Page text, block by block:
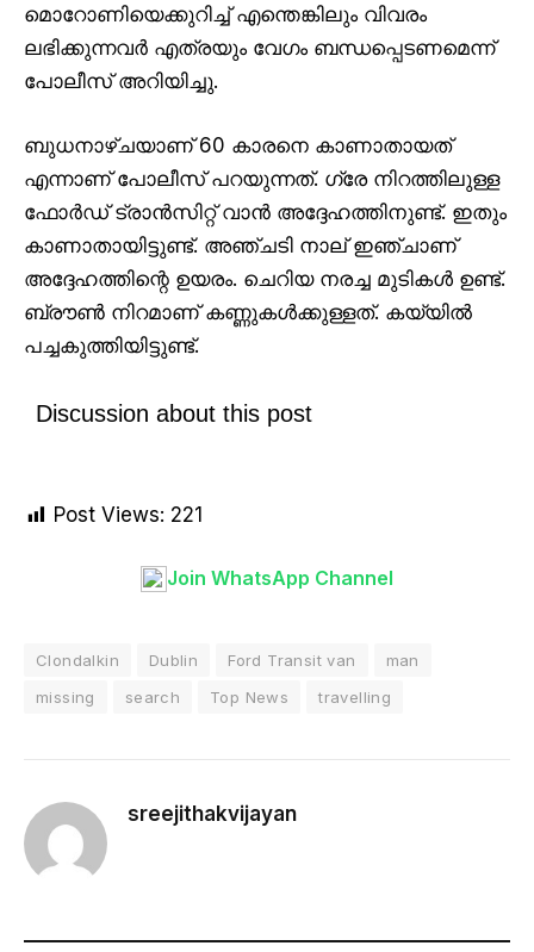
മൊറോണിയെക്കുറിച്ച് എന്തെങ്കിലും വിവരം
ലഭിക്കുന്നവർ എത്രയും വേഗം ബന്ധപ്പെടണമെന്ന്
പോലീസ് അറിയിച്ചു.
ബുധനാഴ്ചയാണ് 60 കാരനെ കാണാതായത്
എന്നാണ് പോലീസ് പറയുന്നത്. ഗ്രേ നിറത്തിലുള്ള
ഫോർഡ് ട്രാൻസിറ്റ് വാൻ അദ്ദേഹത്തിനുണ്ട്. ഇതും
കാണാതായിട്ടുണ്ട്. അഞ്ചടി നാല് ഇഞ്ചാണ്
അദ്ദേഹത്തിന്റെ ഉയരം. ചെറിയ നരച്ച മുടികൾ ഉണ്ട്.
ബ്രൗൺ നിറമാണ് കണ്ണുകൾക്കുള്ളത്. കയ്യിൽ
പച്ചകുത്തിയിട്ടുണ്ട്.
Discussion about this post
Post Views: 221
Join WhatsApp Channel
Clondalkin Dublin Ford Transit van
man
missing
search Top News travelling
sreejithakvijayan